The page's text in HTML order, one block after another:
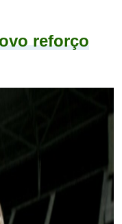
reforço